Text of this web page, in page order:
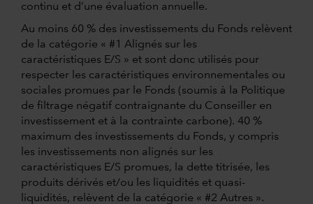
continu et d’une évaluation annuelle.
Au moins 60 % des investissements du Fonds relèvent
de la catégorie « #1 Alignés sur les
caractéristiques E/S » et sont donc utilisés pour
respecter les caractéristiques environnementales ou
sociales promues par le Fonds (soumis à la Politique
de filtrage négatif contraignante du Conseiller en
investissement et à la contrainte carbone). 40 %
maximum des investissements du Fonds, y compris
les investissements non alignés sur les
caractéristiques E/S promues, la dette titrisée, les
produits dérivés et/ou les liquidités et quasi-
liquidités, relèvent de la catégorie « #2 Autres ».